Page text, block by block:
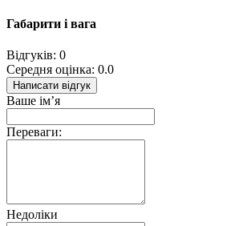
Габарити і вага
Відгуків: 0
Середня оцінка: 0.0
Написати відгук
Ваше ім’я
Переваги:
Недоліки